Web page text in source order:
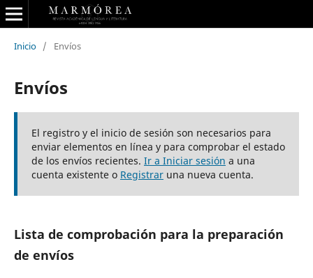
Inicio / Envíos
Envíos
El registro y el inicio de sesión son necesarios para
enviar elementos en línea y para comprobar el estado
de los envíos recientes. Ir a Iniciar sesión a una
cuenta existente o Registraruna nueva cuenta.
Lista de comprobación para la preparación
de envíos